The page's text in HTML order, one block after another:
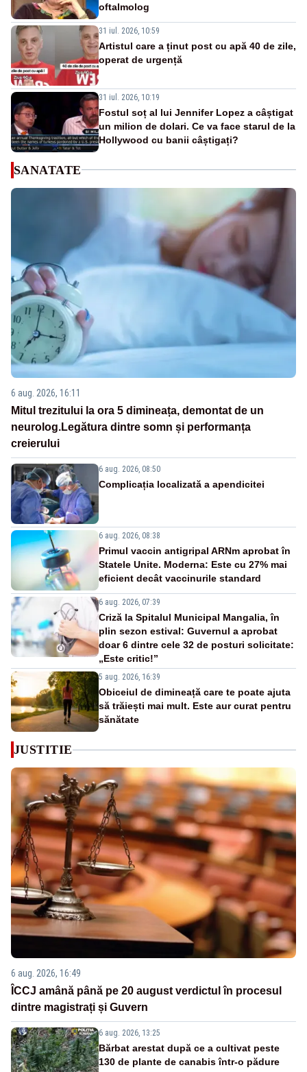
oftalmolog
31 iul. 2026, 10:59
Artistul care a ținut post cu apă 40 de zile,
operat de urgență
31 iul. 2026, 10:19
Fostul soț al lui Jennifer Lopez a câștigat
un milion de dolari. Ce va face starul de la
Hollywood cu banii câștigați?
SANATATE
6 aug. 2026, 16:11
Mitul trezitului la ora 5 dimineața, demontat de un
neurolog.Legătura dintre somn și performanța
creierului
6 aug. 2026, 08:50
Complicația localizată a apendicitei
6 aug. 2026, 08:38
Primul vaccin antigripal ARNm aprobat în
Statele Unite. Moderna: Este cu 27% mai
eficient decât vaccinurile standard
6 aug. 2026, 07:39
Criză la Spitalul Municipal Mangalia, în
plin sezon estival: Guvernul a aprobat
doar 6 dintre cele 32 de posturi solicitate:
„Este critic!”
5 aug. 2026, 16:39
Obiceiul de dimineață care te poate ajuta
să trăiești mai mult. Este aur curat pentru
sănătate
JUSTITIE
6 aug. 2026, 16:49
ÎCCJ amână până pe 20 august verdictul în procesul
dintre magistrați și Guvern
6 aug. 2026, 13:25
Bărbat arestat după ce a cultivat peste
130 de plante de canabis într-o pădure